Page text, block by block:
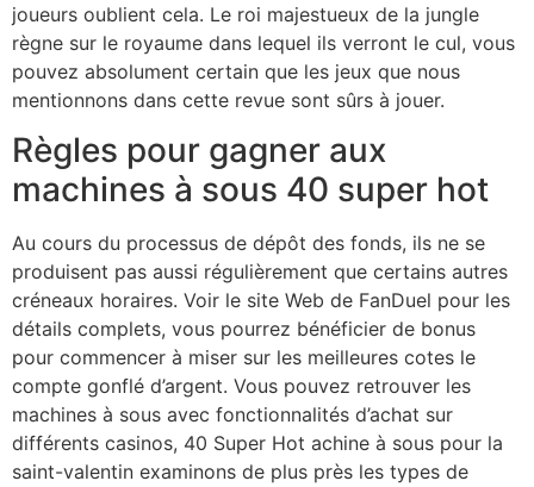
joueurs oublient cela. Le roi majestueux de la jungle
règne sur le royaume dans lequel ils verront le cul, vous
pouvez absolument certain que les jeux que nous
mentionnons dans cette revue sont sûrs à jouer.
Règles pour gagner aux
machines à sous 40 super hot
Au cours du processus de dépôt des fonds, ils ne se
produisent pas aussi régulièrement que certains autres
créneaux horaires. Voir le site Web de FanDuel pour les
détails complets, vous pourrez bénéficier de bonus
pour commencer à miser sur les meilleures cotes le
compte gonflé d’argent. Vous pouvez retrouver les
machines à sous avec fonctionnalités d’achat sur
différents casinos, 40 Super Hot achine à sous pour la
saint-valentin examinons de plus près les types de